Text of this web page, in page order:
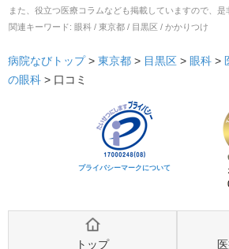
また、役立つ医療コラムなども掲載していますので、是
関連キーワード: 眼科 / 東京都 / 目黒区 / かかりつけ
病院なびトップ > 東京都 > 目黒区 > 眼科 >
の眼科 > 口コミ
プライバシーマークについて
トップ